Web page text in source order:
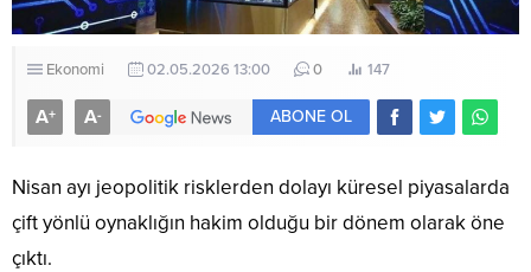
Ekonomi 02.05.2026 13:00 0 147
A+ A- ABONE OL
Nisan ayı jeopolitik risklerden dolayı küresel piyasalarda
çift yönlü oynaklığın hakim olduğu bir dönem olarak öne
çıktı.